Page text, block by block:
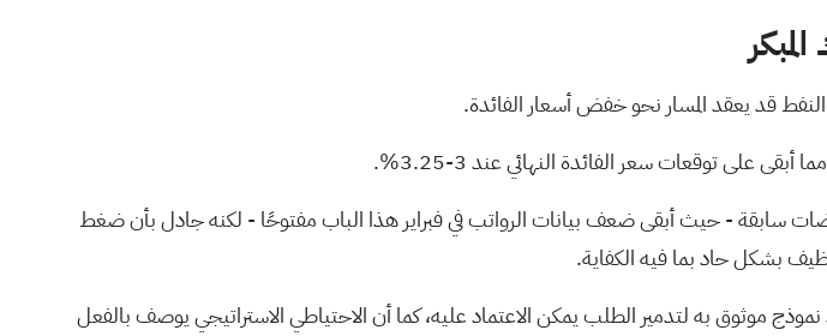
قد يعقد المسار نحو خفض أسعار الفائدة.
توقعات سعر الفائدة النهائي عند 3-3.25%.
سابقة - حيث أبقى ضعف بيانات الرواتب في فبراير هذا الباب مفتوحًا - لكنه جادل بأن ضغط
بشكل حاد بما فيه الكفاية.
موثوق به لتدمير الطلب يمكن الاعتماد عليه، كما أن الاحتياطي الاستراتيجي يوصف بالفعل